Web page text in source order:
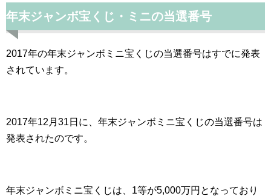
年末ジャンボ宝くじ・ミニの当選番号
2017年の年末ジャンボミニ宝くじの当選番号はすでに発表
されています。
2017年12月31日に、年末ジャンボミニ宝くじの当選番号は
発表されたのです。
年末ジャンボミニ宝くじは、1等が5,000万円となっており